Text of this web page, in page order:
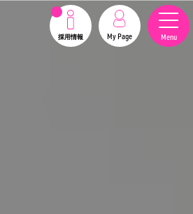
採用情報 My Page Menu